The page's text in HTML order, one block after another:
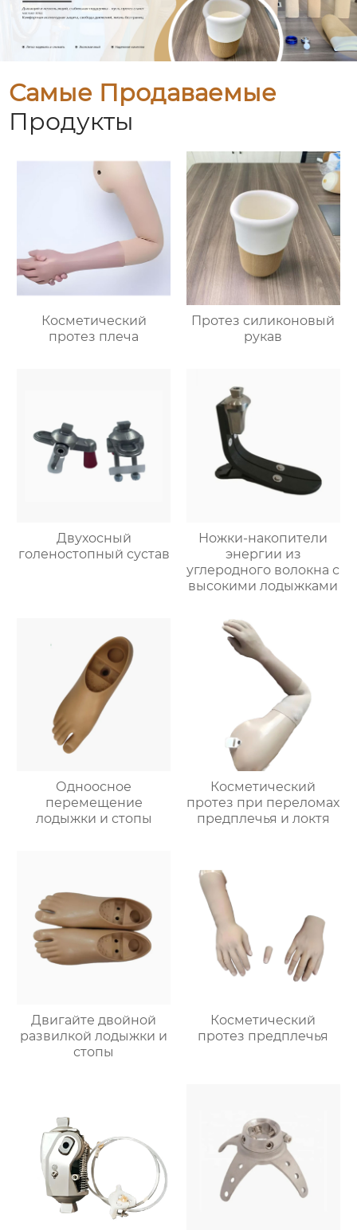
Самые Продаваемые
Продукты
Косметический
протез плеча
Протез силиконовый
рукав
Двухосный
голеностопный сустав
Ножки-накопители
энергии из
углеродного волокна с
высокими лодыжками
Одноосное
перемещение
лодыжки и стопы
Косметический
протез при переломах
предплечья и локтя
Двигайте двойной
развилкой лодыжки и
стопы
Косметический
протез предплечья